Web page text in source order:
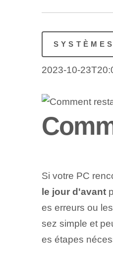
2023-10-
Si votre PC
le jour d'avant
es erreurs ou
sez simple et
es étapes